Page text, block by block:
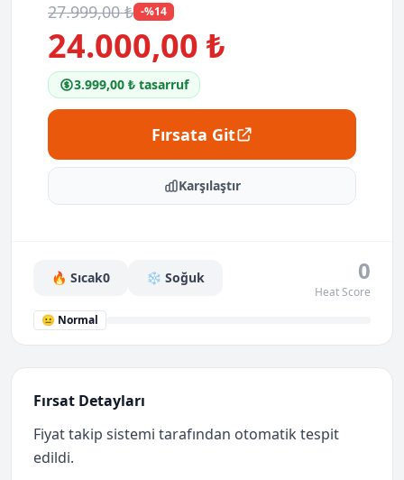
27.999,00 ₺ -%14
24.000,00 ₺
3.999,00 ₺ tasarruf
Fırsata Git
Karşılaştır
🔥 Sıcak0 ❄️ Soğuk 0
Heat Score
😐 Normal
Fırsat Detayları
Fiyat takip sistemi tarafından otomatik tespit
edildi.